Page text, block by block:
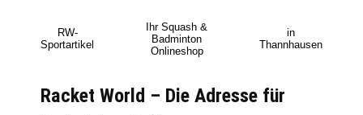
RW-
Sportartikel
Ihr Squash &
Badminton
Onlineshop
in
Thannhausen
Racket World – Die Adresse für